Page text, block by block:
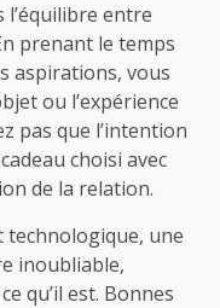
l’équilibre entre
prenant le temps
aspirations, vous
ou l’expérience
pas que l’intention
choisi avec
de la relation.
une
inoubliable,
qu’il est. Bonnes